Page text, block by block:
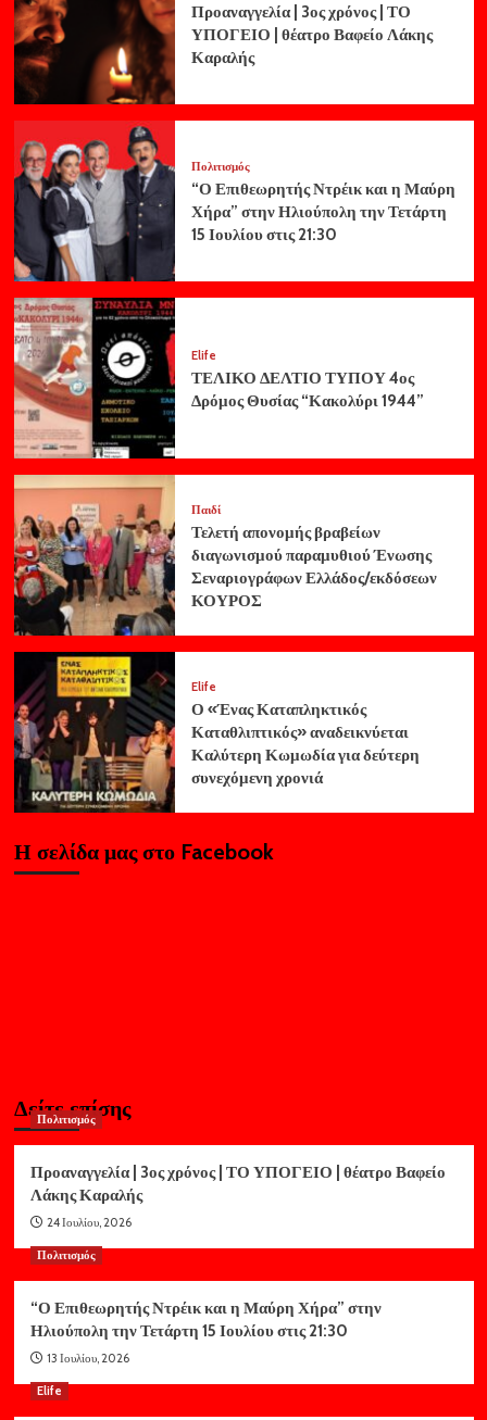
Προαναγγελία | 3ος χρόνος | ΤΟ
ΥΠΟΓΕΙΟ | θέατρο Βαφείο Λάκης
Καραλής
Πολιτισμός
“Ο Επιθεωρητής Ντρέικ και η Μαύρη
Χήρα” στην Ηλιούπολη την Τετάρτη
15 Ιουλίου στις 21:30
Elife
ΤΕΛΙΚΟ ΔΕΛΤΙΟ ΤΥΠΟΥ 4ος
Δρόμος Θυσίας “Κακολύρι 1944”
Παιδί
Τελετή απονομής βραβείων
διαγωνισμού παραμυθιού Ένωσης
Σεναριογράφων Ελλάδος/εκδόσεων
ΚΟΥΡΟΣ
Elife
Ο «Ένας Καταπληκτικός
Καταθλιπτικός» αναδεικνύεται
Καλύτερη Κωμωδία για δεύτερη
συνεχόμενη χρονιά
Η σελίδα μας στο Facebook
Δείτε επίσης
Πολιτισμός
Προαναγγελία | 3ος χρόνος | ΤΟ ΥΠΟΓΕΙΟ | θέατρο Βαφείο
Λάκης Καραλής
24 Ιουλίου, 2026
Πολιτισμός
“Ο Επιθεωρητής Ντρέικ και η Μαύρη Χήρα” στην
Ηλιούπολη την Τετάρτη 15 Ιουλίου στις 21:30
13 Ιουλίου, 2026
Elife